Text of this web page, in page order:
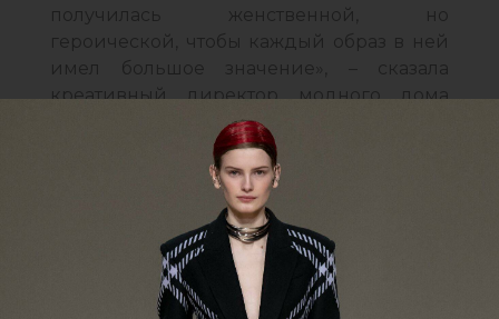
получилась женственной, но
героической, чтобы каждый образ в ней
имел большое значение», – сказала
креативный директор модного дома
Alexander McQueen Сара Бертон перед
началом показа на Неделе моды в
Париже. Для того чтобы найти свежие
творческие идеи, вместе со своей
командой она отправилась в Уэльс –
страну, которая славится богатой
мифологией. Именно фольклорные
мотивы легли в основу коллекции осень-